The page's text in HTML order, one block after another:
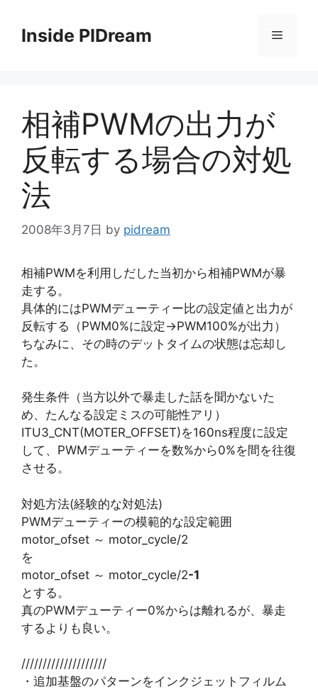
Inside PIDream メ
ー
相補PWMの出力が
反転する場合の対処
法
2008年3月7日 by pidream
相補PWMを利用しだした当初から相補PWMが暴
走する。
具体的にはPWMデューティー比の設定値と出力が
反転する（PWM0%に設定→PWM100%が出力）
ちなみに、その時のデットタイムの状態は忘却し
た。
発生条件（当方以外で暴走した話を聞かないた
め、たんなる設定ミスの可能性アリ）
ITU3_CNT(MOTER_OFFSET)を160ns程度に設定
して、PWMデューティーを数%から0%を間を往復
させる。
対処方法(経験的な対処法)
PWMデューティーの模範的な設定範囲
motor_ofset ～ motor_cycle/2
を
motor_ofset ～ motor_cycle/2-1
とする。
真のPWMデューティー0%からは離れるが、暴走
するよりも良い。
////////////////////
・追加基盤のパターンをインクジェットフィルム